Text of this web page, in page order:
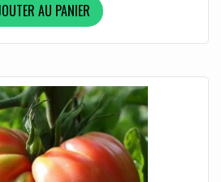
AU PANIER